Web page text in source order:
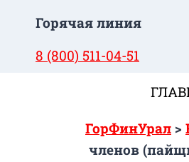
содержимому
Горячая линия
8 (800) 511-04-51
ГорФинУрал >
членов